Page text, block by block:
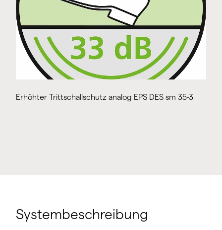
Erhöhter Trittschallschutz analog EPS DES sm 35-3
Systembeschreibung